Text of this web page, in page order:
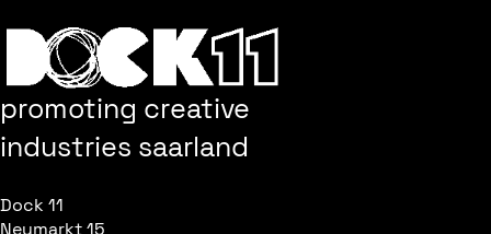
promoting creative
industries saarland
Dock 11
Neumarkt 15